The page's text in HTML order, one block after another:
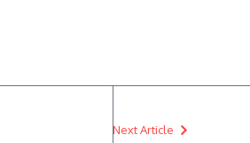
Next Article